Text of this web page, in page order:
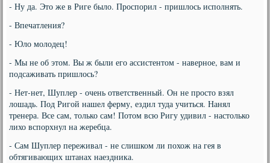
- Ну да. Это же в Риге было. Проспорил - пришлось исполнять.
- Впечатления?
- Юло молодец!
- Мы не об этом. Вы ж были его ассистентом - наверное, вам и
подсаживать пришлось?
- Нет-нет, Шуплер - очень ответственный. Он не просто взял
лошадь. Под Ригой нашел ферму, ездил туда учиться. Нанял
тренера. Все сам, только сам! Потом всю Ригу удивил - настолько
лихо вспорхнул на жеребца.
- Сам Шуплер переживал - не слишком ли похож на гея в
обтягивающих штанах наездника.